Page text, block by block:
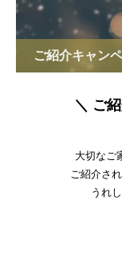
ご紹介キャン
＼ ご
大切なご
ご紹介さ
うれ